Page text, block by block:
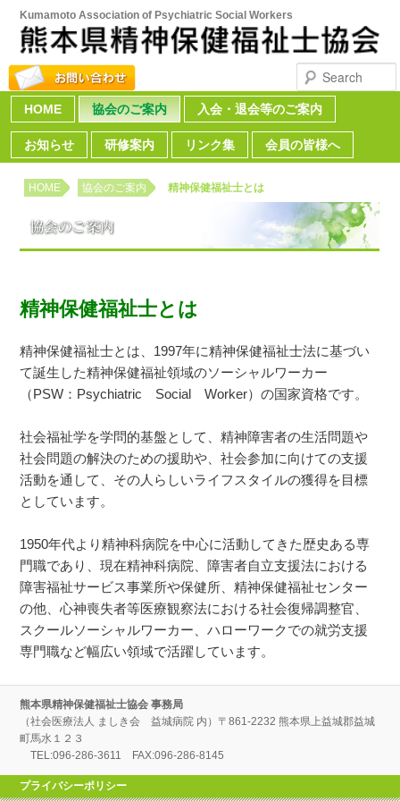
Kumamoto Association of Psychiatric Social Workers
Search
Main menu
Skip to primary content
Skip to secondary content
HOME 協会のご案内 入会・退会等のご案内
お知らせ 研修案内 リンク集 会員の皆様へ
HOME 協会のご案内 精神保健福祉士とは
精神保健福祉士とは
精神保健福祉士とは、1997年に精神保健福祉士法に基づい
て誕生した精神保健福祉領域のソーシャルワーカー
（PSW：Psychiatric Social Worker）の国家資格です。
社会福祉学を学問的基盤として、精神障害者の生活問題や
社会問題の解決のための援助や、社会参加に向けての支援
活動を通して、その人らしいライフスタイルの獲得を目標
としています。
1950年代より精神科病院を中心に活動してきた歴史ある専
門職であり、現在精神科病院、障害者自立支援法における
障害福祉サービス事業所や保健所、精神保健福祉センター
の他、心神喪失者等医療観察法における社会復帰調整官、
スクールソーシャルワーカー、ハローワークでの就労支援
専門職など幅広い領域で活躍しています。
熊本県精神保健福祉士協会 事務局
（社会医療法人 ましき会 益城病院 内）〒861-2232 熊本県上益城郡益城
町馬水１２３
TEL:096-286-3611 FAX:096-286-8145
プライバシーポリシー